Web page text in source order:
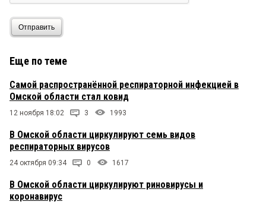
Отправить
Еще по теме
Самой распространённой респираторной инфекцией в
Омской области стал ковид
12 ноября 18:02 3 1993
В Омской области циркулируют семь видов
респираторных вирусов
24 октября 09:34 0 1617
В Омской области циркулируют риновирусы и
коронавирус